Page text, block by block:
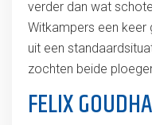
verder dan wat
Witkampers een keer
uit een
zochten beide
FELIX